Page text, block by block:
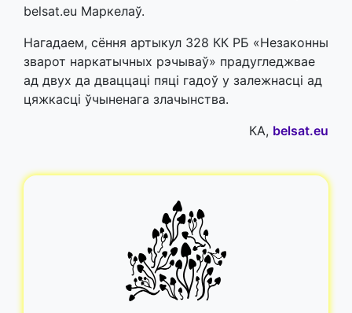
belsat.eu Маркелаў.
Нагадаем, сёння артыкул 328 КК РБ «Незаконны
зварот наркатычных рэчываў» прадугледжвае
ад двух да дваццаці пяці гадоў у залежнасці ад
цяжкасці ўчыненага злачынства.
КА, belsat.eu